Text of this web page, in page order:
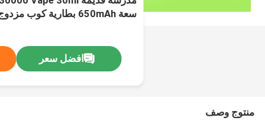
افضل سعر
منتوج وصف